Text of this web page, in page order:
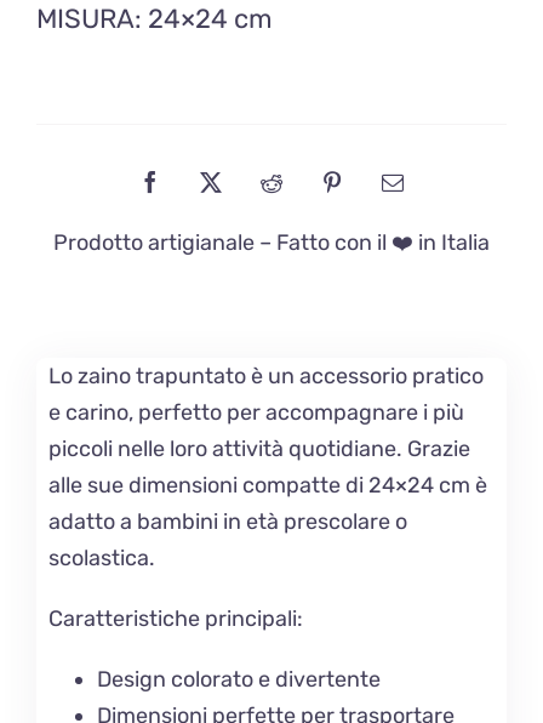
MISURA: 24×24 cm
Prodotto artigianale – Fatto con il ❤️ in Italia
Lo zaino trapuntato è un accessorio pratico
e carino, perfetto per accompagnare i più
piccoli nelle loro attività quotidiane. Grazie
alle sue dimensioni compatte di 24×24 cm è
adatto a bambini in età prescolare o
scolastica.
Caratteristiche principali:
Design colorato e divertente
Dimensioni perfette per trasportare